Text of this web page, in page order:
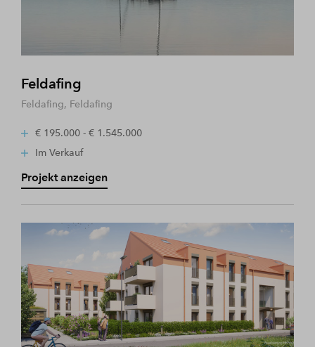
Feldafing
Feldafing, Feldafing
€ 195.000 - € 1.545.000
Im Verkauf
Projekt anzeigen